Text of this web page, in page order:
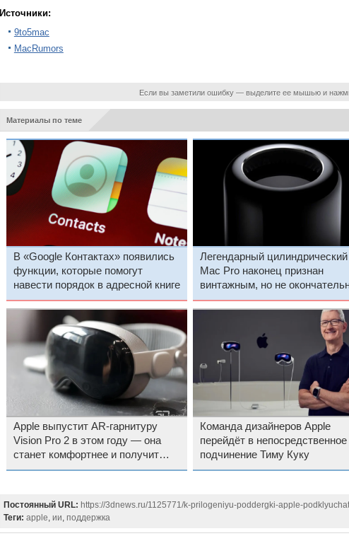
Источники:
9to5mac
MacRumors
Если вы заметили ошибку — выделите ее мышью и
Материалы по теме
В «Google Контактах» появились
функции, которые помогут
навести порядок в адресной книге
Легендарный цилиндрический
Mac Pro наконец признан
винтажным, но не
устаревшим
Apple выпустит AR-гарнитуру
Vision Pro 2 в этом году — она
станет комфортнее и получит
процессор M4
Команда дизайнеров Apple
перейдёт в непосредственное
подчинение Тиму Куку
Постоянный URL: https://3dnews.ru/1125771/k-prilogeniyu-poddergki-apple-
Теги: apple, ии, поддержка